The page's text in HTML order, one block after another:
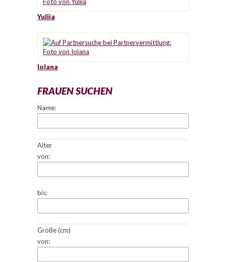
Yuliia
Iolana
FRAUEN SUCHEN
Name:
Alter
von:
bis:
Größe (cm)
von: